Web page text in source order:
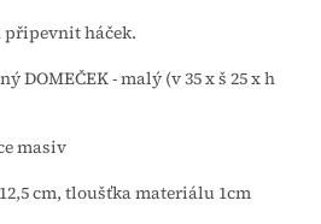
připevnit háček.
DOMEČEK - malý (v 35 x š 25 x h
masiv
12,5 cm, tloušťka materiálu 1cm